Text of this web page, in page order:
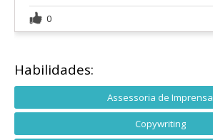
0
Habilidades:
Assessoria de Imprensa
Copywriting